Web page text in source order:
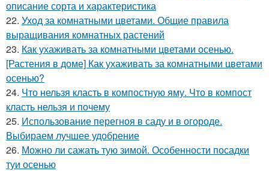
описание сорта и характеристика
22. Уход за комнатными цветами. Общие правила
выращивания комнатных растений
23. Как ухаживать за комнатными цветами осенью.
[Растения в доме] Как ухаживать за комнатными цветами
осенью?
24. Что нельзя класть в компостную яму. Что в компост
класть нельзя и почему
25. Использование перегноя в саду и в огороде.
Выбираем лучшее удобрение
26. Можно ли сажать тую зимой. Особенности посадки
туи осенью